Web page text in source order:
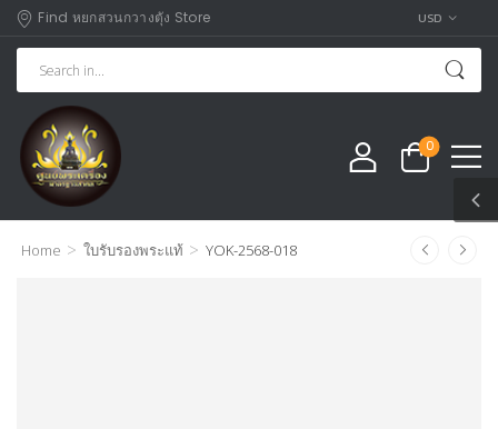
Find หยกสวนกวางตุัง Store USD
0
Home > ใบรับรองพระแท้ > YOK-2568-018